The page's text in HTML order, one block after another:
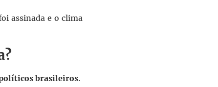
assinada e o clima
brasileiros.